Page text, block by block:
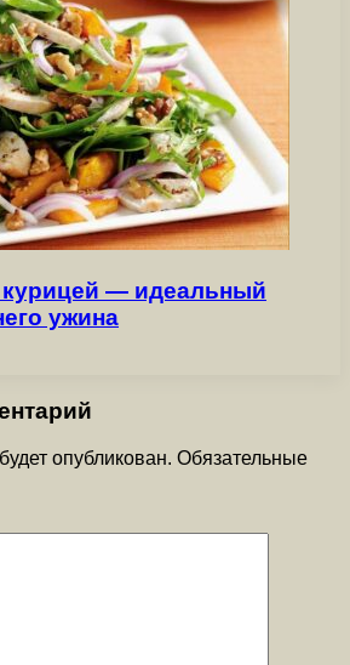
курицей — идеальный
ужина
опубликован. Обязательные